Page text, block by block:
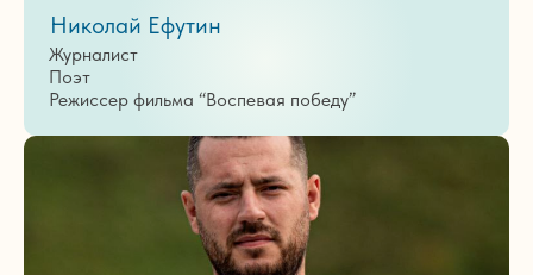
Николай Ефутин
Журналист
Поэт
Режиссер фильма “Воспевая победу”